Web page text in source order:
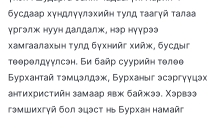
бусдаар хүндлүүлэхийн тулд таагүй талаа
үргэлж нуун далдалж, нэр нүүрээ
хамгаалахын тулд бүхнийг хийж, бусдыг
төөрөлдүүлсэн. Би байр суурийн төлөө
Бурхантай тэмцэлдэж, Бурханыг эсэргүүцэх
антихристийн замаар явж байжээ. Хэрвээ
гэмшихгүй бол эцэст нь Бурхан намайг